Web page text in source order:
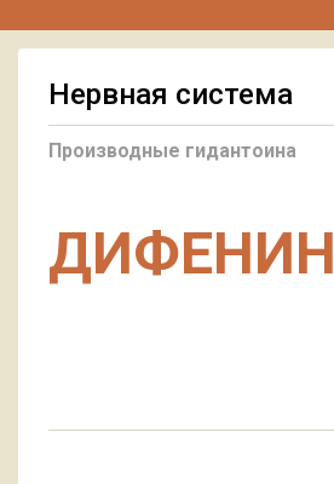
Нервная система
Производные гидантоина
ДИФЕНИН